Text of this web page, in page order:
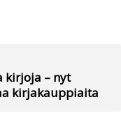
kirjoja – nyt
kirjakauppiaita